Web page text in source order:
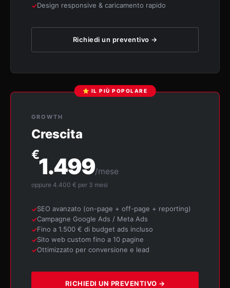
Design responsive & caricamento rapido
Richiedi un preventivo →
⭐ IL PIÙ POPOLARE
GROWTH
Crescita
€1.499/mese
oppure 4.400 € per 3 mesi
SEO avanzato (on-page + off-page + reporting)
Campagne Google Ads / Meta Ads
Fino a 1.500 € di budget ads incluso
Sito web custom fino a 10 pagine
Ottimizzato per conversione e lead
RICHIEDI UN PREVENTIVO →